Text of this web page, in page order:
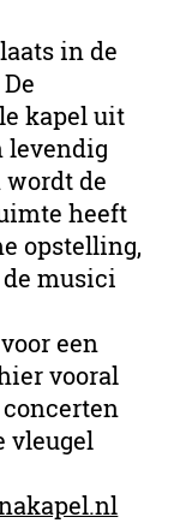
in de
kapel uit
levendig
de
heeft
opstelling,
musici
een
vooral
vleugel